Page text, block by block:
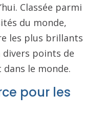
Classée parmi
du monde,
les plus brillants
points de
le monde.
pour les